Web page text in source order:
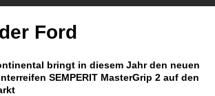
Ford
bringt in diesem Jahr den neuen
SEMPERIT MasterGrip 2 auf den